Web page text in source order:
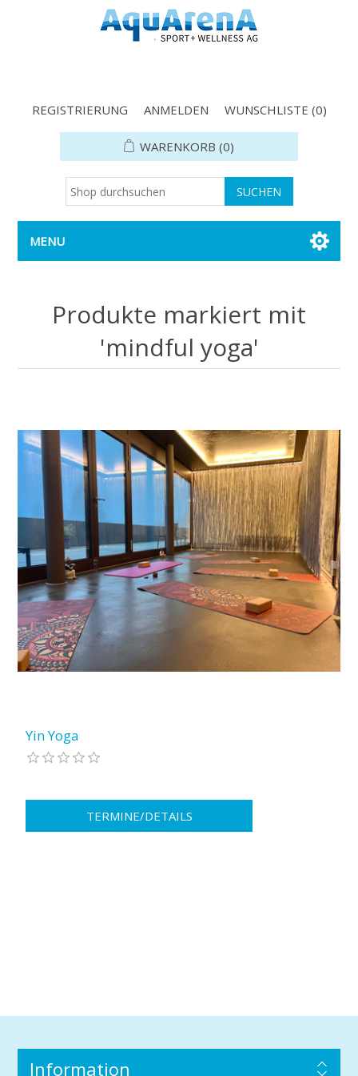
REGISTRIERUNG ANMELDEN WUNSCHLISTE (0)
WARENKORB (0)
MENU
Produkte markiert mit
'mindful yoga'
Yin Yoga
Information